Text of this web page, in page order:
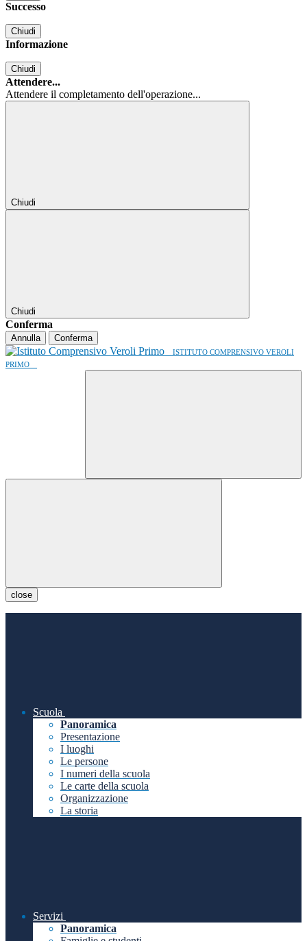
Successo
Chiudi
Informazione
Chiudi
Attendere...
Attendere il completamento dell'operazione...
Chiudi
Chiudi
Conferma
Annulla Conferma
ISTITUTO COMPRENSIVO VEROLI
PRIMO
close
Scuola
Panoramica
Presentazione
I luoghi
Le persone
I numeri della scuola
Le carte della scuola
Organizzazione
La storia
Servizi
Panoramica